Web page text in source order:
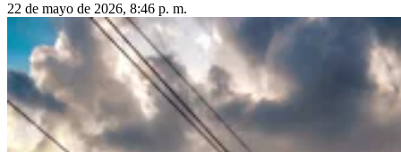
22 de mayo de 2026, 8:46 p. m.